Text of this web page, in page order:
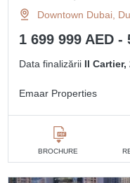
Downtown Dubai,
1 699 999 AED -
Data finalizării II
Emaar Properties
BROCHURE